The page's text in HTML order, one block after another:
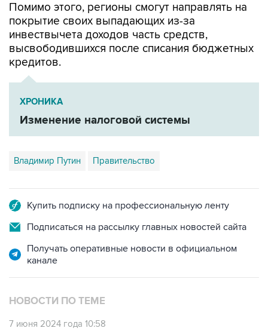
Помимо этого, регионы смогут направлять на
покрытие своих выпадающих из-за
инвествычета доходов часть средств,
высвободившихся после списания бюджетных
кредитов.
ХРОНИКА
Изменение налоговой системы
Владимир Путин Правительство
Купить подписку на профессиональную ленту
Подписаться на рассылку главных новостей сайта
Получать оперативные новости в официальном
канале
НОВОСТИ ПО ТЕМЕ
7 июня 2024 года 10:58